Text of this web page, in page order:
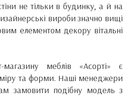
не тільки в будинку, а й на
вироби значно вищі
елементом декору вітальні
магазину меблів «Асорті» є
та форми. Наші менеджери
замовити подібну модель з